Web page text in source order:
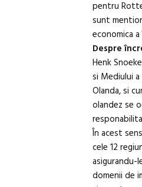
pentru
sunt
economica
Despre
Henk
si Mediului
Olanda, si
olandez se
În acest
cele 12
asigurandu-
domenii de